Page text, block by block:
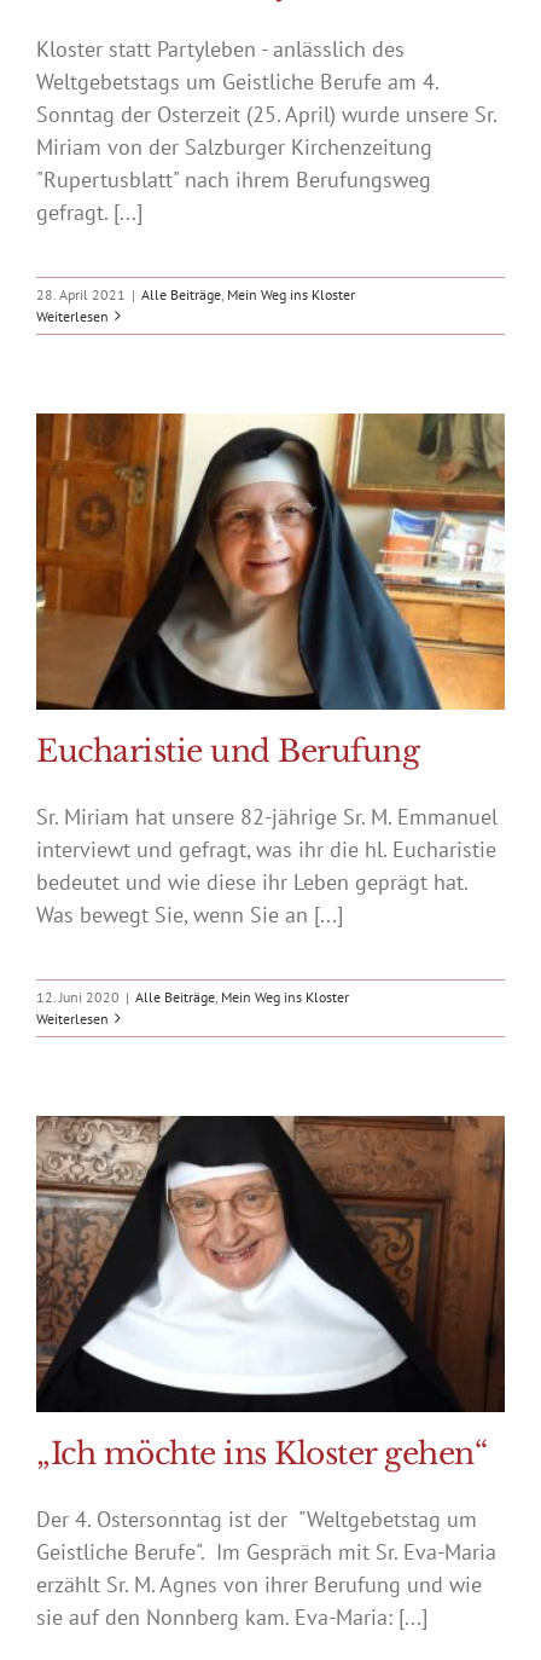
Kloster statt Partyleben - anlässlich des
Weltgebetstags um Geistliche Berufe am 4.
Sonntag der Osterzeit (25. April) wurde unsere Sr.
Miriam von der Salzburger Kirchenzeitung
"Rupertusblatt" nach ihrem Berufungsweg
gefragt. [...]
28. April 2021 | Alle Beiträge Mein Weg ins Kloster
Weiterlesen
Eucharistie und Berufung
Sr. Miriam hat unsere 82-jährige Sr. M. Emmanuel
interviewt und gefragt, was ihr die hl. Eucharistie
bedeutet und wie diese ihr Leben geprägt hat.
Was bewegt Sie, wenn Sie an [...]
12. Juni 2020 | Alle Beiträge Mein Weg ins Kloster
Weiterlesen
„Ich möchte ins Kloster gehen“
Der 4. Ostersonntag ist der "Weltgebetstag um
Geistliche Berufe". Im Gespräch mit Sr. Eva-Maria
erzählt Sr. M. Agnes von ihrer Berufung und wie
sie auf den Nonnberg kam. Eva-Maria: [...]